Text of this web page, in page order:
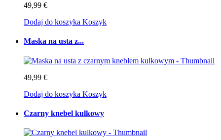
49,99 €
Dodaj do koszyka Koszyk
Maska na usta z...
49,99 €
Dodaj do koszyka Koszyk
Czarny knebel kulkowy